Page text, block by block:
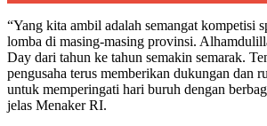
“Yang kita ambil adalah semangat kompetisi
lomba di masing-masing provinsi.
Day dari tahun ke tahun semakin semarak.
pengusaha terus memberikan dukungan dan
untuk memperingati hari buruh dengan
jelas Menaker RI.